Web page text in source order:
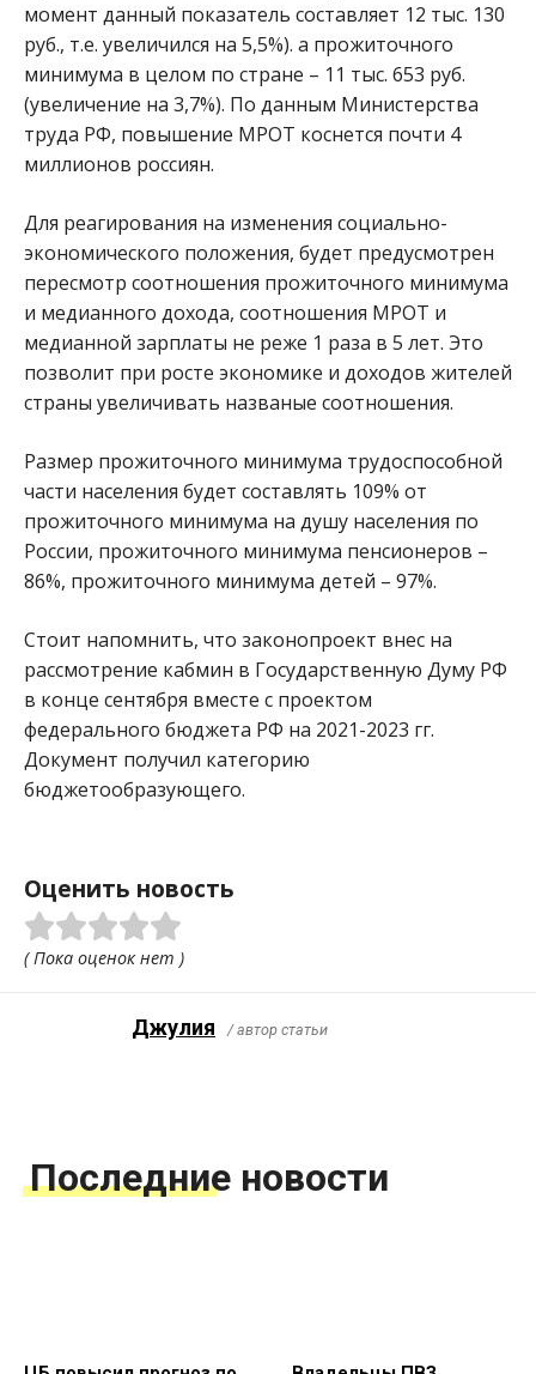
момент данный показатель составляет 12 тыс. 130
руб., т.е. увеличился на 5,5%). а прожиточного
минимума в целом по стране – 11 тыс. 653 руб.
(увеличение на 3,7%). По данным Министерства
труда РФ, повышение МРОТ коснется почти 4
миллионов россиян.
Для реагирования на изменения социально-
экономического положения, будет предусмотрен
пересмотр соотношения прожиточного минимума
и медианного дохода, соотношения МРОТ и
медианной зарплаты не реже 1 раза в 5 лет. Это
позволит при росте экономике и доходов жителей
страны увеличивать названые соотношения.
Размер прожиточного минимума трудоспособной
части населения будет составлять 109% от
прожиточного минимума на душу населения по
России, прожиточного минимума пенсионеров –
86%, прожиточного минимума детей – 97%.
Стоит напомнить, что законопроект внес на
рассмотрение кабмин в Государственную Думу РФ
в конце сентября вместе с проектом
федерального бюджета РФ на 2021-2023 гг.
Документ получил категорию
бюджетообразующего.
Оценить новость
( Пока оценок нет )
Джулия / автор статьи
Последние новости